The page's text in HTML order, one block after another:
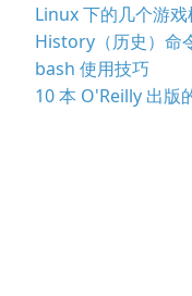
Linux 下的几个游戏
History（历史）命
bash 使用技巧
10 本 O'Reilly 出版